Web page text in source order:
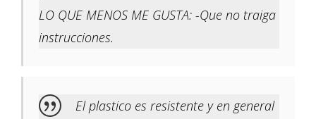
LO QUE MENOS ME GUSTA: -Que no traiga
instrucciones.
El plastico es resistente y en general